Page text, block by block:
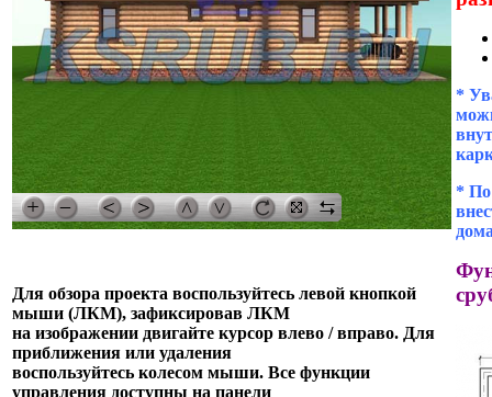
Для обзора проекта воспользуйтесь левой кнопкой
мыши (ЛКМ), зафиксировав ЛКМ
на изображении двигайте курсор влево / вправо. Для
приближения или удаления
воспользуйтесь колесом мыши. Все функции
управления доступны на панели
*
*